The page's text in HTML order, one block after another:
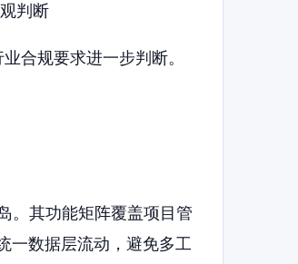
判断
合规要求进一步判断。
。其功能矩阵覆盖项目管
一数据层流动，避免多工